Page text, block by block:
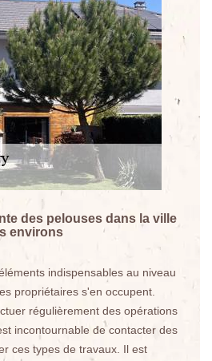
des pelouses dans la ville
environs
indispensables au niveau
propriétaires s'en occupent.
régulièrement des opérations
incontournable de contacter des
ces types de travaux. Il est